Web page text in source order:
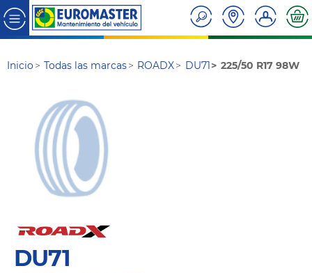
Inicio Todas las marcas ROADX DU71 225/50 R17 98W
DU71